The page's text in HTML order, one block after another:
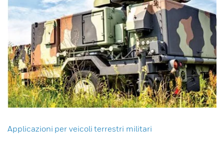
Applicazioni per veicoli terrestri militari